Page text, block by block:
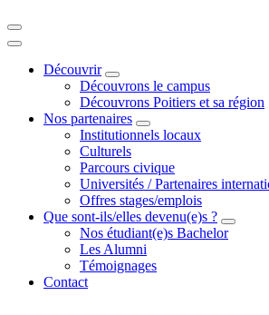
Découvrir
Découvrons le campus
Découvrons Poitiers et sa région
Nos partenaires
Institutionnels locaux
Culturels
Parcours civique
Universités / Partenaires
Offres stages/emplois
Que sont-ils/elles devenu(e)s ?
Nos étudiant(e)s Bachelor
Les Alumni
Témoignages
Contact